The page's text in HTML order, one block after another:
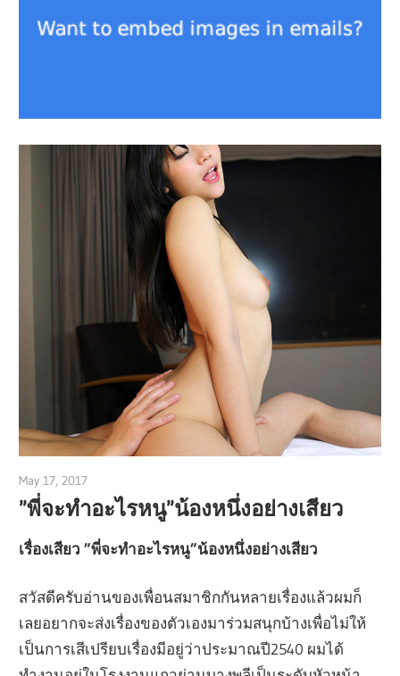
May 17, 2017
”พี่จะทำอะไรหนู”น้องหนึ่งอย่างเสียว
เรื่องเสียว ”พี่จะทำอะไรหนู”น้องหนึ่งอย่างเสียว
สวัสดีครับอ่านของเพื่อนสมาชิกกันหลายเรื่องแล้วผมก็
เลยอยากจะส่งเรื่องของตัวเองมาร่วมสนุกบ้างเพื่อไม่ให้
เป็นการเสีเปรียบเรื่องมีอยู่ว่าประมาณปี2540 ผมได้